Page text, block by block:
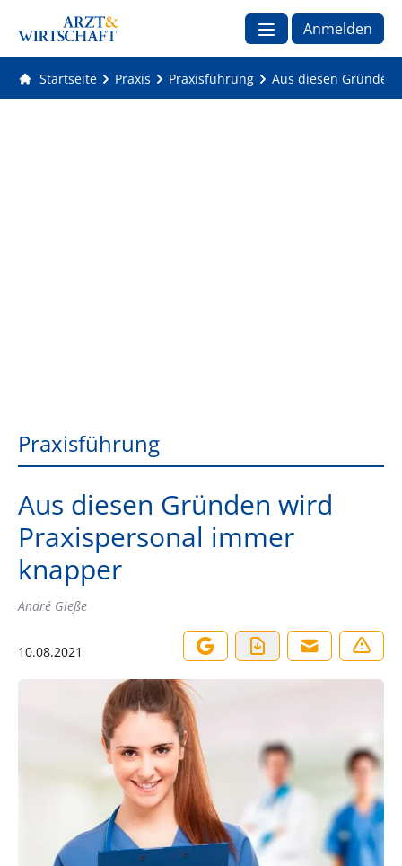
Anmelden
Startseite Praxis Praxisführung Aus diesen
Praxisführung
Aus diesen Gründen wird
Praxispersonal immer
knapper
André Gieße
10.08.2021